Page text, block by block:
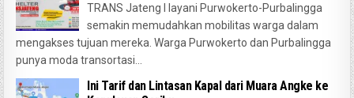
TRANS Jateng I layani Purwokerto-Purbalingga
semakin memudahkan mobilitas warga dalam
mengakses tujuan mereka. Warga Purwokerto dan Purbalingga
punya moda transortasi...
Ini Tarif dan Lintasan Kapal dari Muara Angke ke